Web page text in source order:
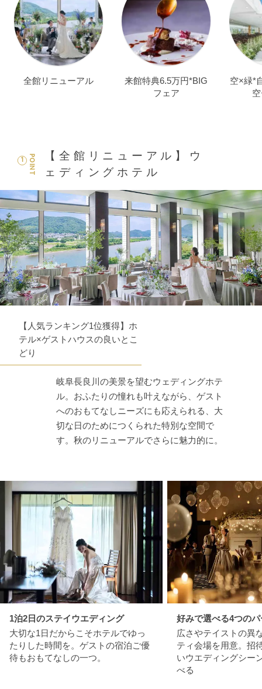
全館リニューアル
来館特典6.5万円*BIG
フェア
空×緑*
POINT
1
【全館リニューアル】ウ
ェディングホテル
【人気ランキング1位獲得】ホ
テル×ゲストハウスの良いとこ
どり
岐阜長良川の美景を望むウェディングホテ
ル。おふたりの憧れも叶えながら、ゲスト
へのおもてなしニーズにも応えられる、大
切な日のためにつくられた特別な空間で
す。秋のリニューアルでさらに魅力的に。
1泊2日のステイウエディング
大切な1日だからこそホテルでゆっ
たりした時間を。ゲストの宿泊ご優
待もおもてなしの一つ。
好みで選べる4つの
広さやテイストの異
ティ会場を用意。招
いウエディングシー
べる